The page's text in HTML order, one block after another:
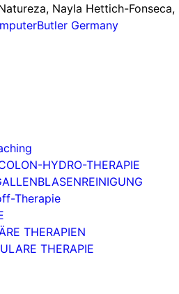
Nayla Hettich-Fonseca,
Germany
HYDRO-THERAPIE
Therapie
THERAPIEN
THERAPIE